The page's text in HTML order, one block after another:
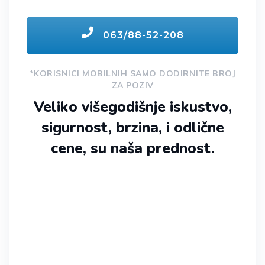
063/88-52-208
*KORISNICI MOBILNIH SAMO DODIRNITE BROJ
ZA POZIV
Veliko višegodišnje iskustvo,
sigurnost, brzina, i odlične
cene, su naša prednost.